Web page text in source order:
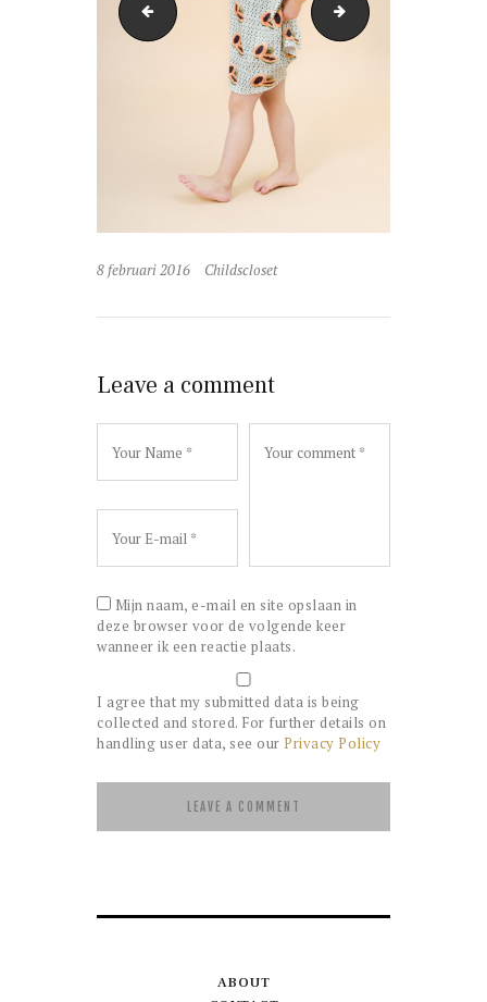
Little-Man-Happy- Little-Man-
8 februari 2016 Childscloset
Leave a comment
Mijn naam, e-mail en site opslaan in
deze browser voor de volgende keer
wanneer ik een reactie plaats.
I agree that my submitted data is being
collected and stored. For further details on
handling user data, see our Privacy Policy
ABOUT